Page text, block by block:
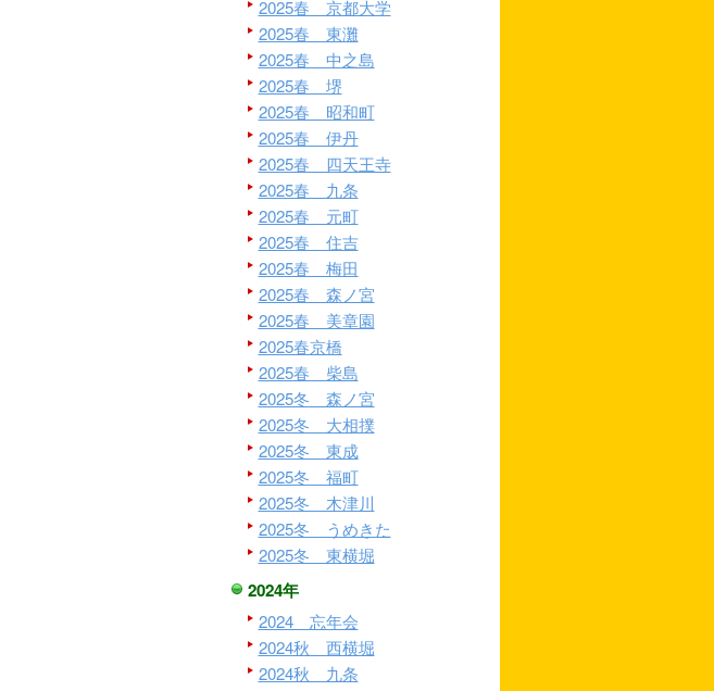
2025春 京都大学
2025春 東灘
2025春 中之島
2025春 堺
2025春 昭和町
2025春 伊丹
2025春 四天王寺
2025春 九条
2025春 元町
2025春 住吉
2025春 梅田
2025春 森ノ宮
2025春 美章園
2025春京橋
2025春 柴島
2025冬 森ノ宮
2025冬 大相撲
2025冬 東成
2025冬 福町
2025冬 木津川
2025冬 うめきた
2025冬 東横堀
2024年
2024 忘年会
2024秋 西横堀
2024秋 九条